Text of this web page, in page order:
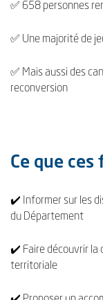
✅ 658 personnes
✅ Une majorité de
✅ Mais aussi des
reconversion
Ce que ces
✔️ Informer sur les
du Département
✔️ Faire découvrir la
territoriale